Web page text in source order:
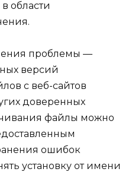
области
проблемы —
версий
с веб-сайтов
доверенных
файлы можно
ошибок
установку от имени